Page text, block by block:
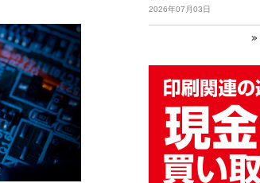
2026年07月03日